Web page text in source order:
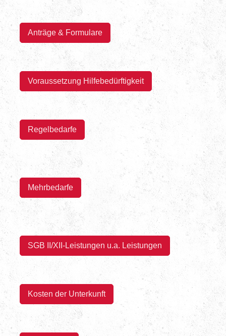
Anträge & Formulare
Voraussetzung Hilfebedürftigkeit
Regelbedarfe
Mehrbedarfe
SGB II/XII-Leistungen u.a. Leistungen
Kosten der Unterkunft